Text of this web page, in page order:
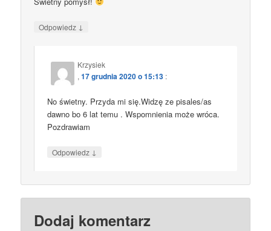
Odpowiedz ↓
Krzysiek
,17 grudnia 2020 o 15:13 :
No świetny. Przyda mi się.Widzę ze pisales/as
dawno bo 6 lat temu . Wspomnienia może wróca.
Pozdrawiam
Odpowiedz ↓
Dodaj komentarz